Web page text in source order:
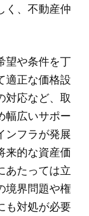
く、不動産仲
望や条件を丁
適正な価格設
対応など、取
幅広いサポー
ンフラが発展
来的な資産価
あたっては立
境界問題や権
も対処が必要